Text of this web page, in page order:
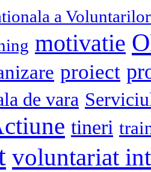
a Voluntarilor
motivatie
proiect
de vara
tineri
voluntariat